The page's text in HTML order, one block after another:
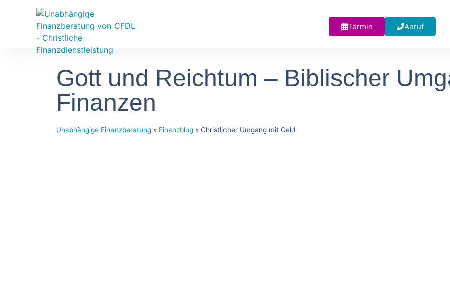
Termin Anruf
Gott und Reichtum – Biblischer
Finanzen
Unabhängige Finanzberatung » Finanzblog » Christlicher Umgang mit Geld